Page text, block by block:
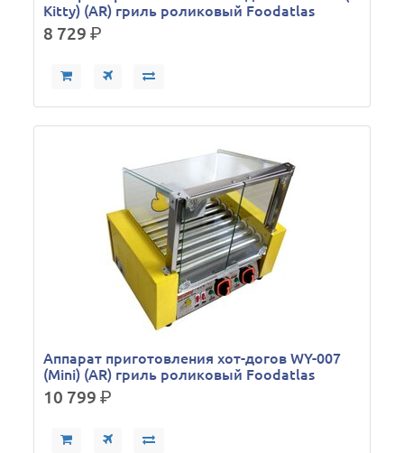
Kitty) (AR) гриль роликовый Foodatlas
8 729р.
Аппарат приготовления хот-догов WY-007
(Mini) (AR) гриль роликовый Foodatlas
10 799р.